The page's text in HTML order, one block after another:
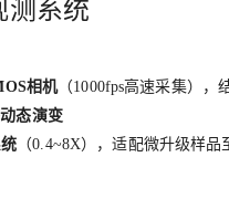
测系统
相机（1000fps高速采集），
态演变
（0.4~8X），适配微升级样